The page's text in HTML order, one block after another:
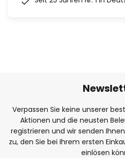
Verpassen Sie keine unserer
Aktionen und die neusten
registrieren und wir senden
zu, den Sie bei Ihrem ersten
einlösen